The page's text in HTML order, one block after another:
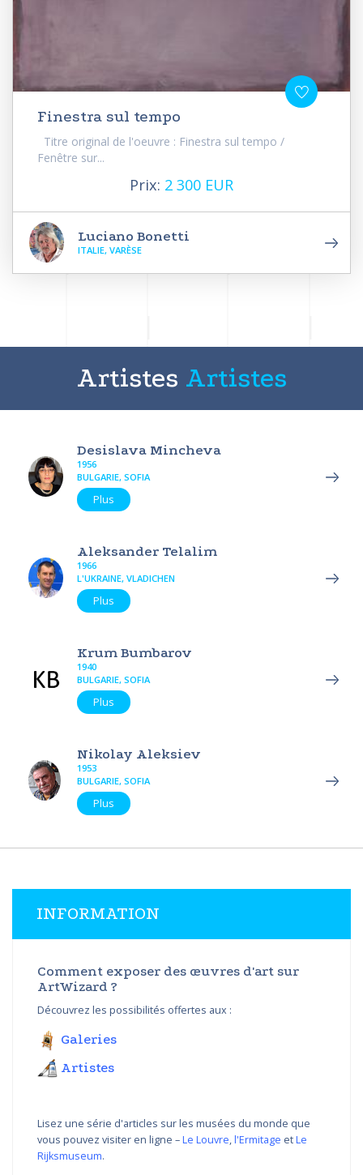
Finestra sul tempo
Titre original de l'oeuvre : Finestra sul tempo /
Fenêtre sur...
Prix: 2 300 EUR
Luciano Bonetti
ITALIE, VARÈSE
Artistes Artistes
Desislava Mincheva
1956
BULGARIE, SOFIA
Plus
Aleksander Telalim
1966
L'UKRAINE, VLADICHEN
Plus
Krum Bumbarov
1940
BULGARIE, SOFIA
Plus
Nikolay Aleksiev
1953
BULGARIE, SOFIA
Plus
INFORMATION
Comment exposer des œuvres d'art sur
ArtWizard ?
Découvrez les possibilités offertes aux :
Galeries
Artistes
Lisez une série d'articles sur les musées du monde que
vous pouvez visiter en ligne –Le Louvre,l'Ermitage etLe
Rijksmuseum.